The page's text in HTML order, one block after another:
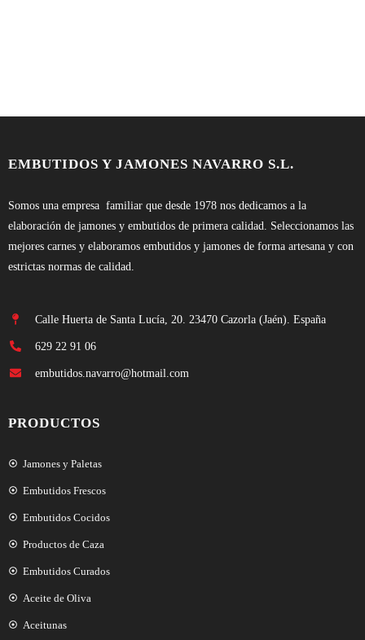
EMBUTIDOS Y JAMONES NAVARRO S.L.
Somos una empresa familiar que desde 1978 nos dedicamos a la
elaboración de jamones y embutidos de primera calidad. Seleccionamos las
mejores carnes y elaboramos embutidos y jamones de forma artesana y con
estrictas normas de calidad.
Calle Huerta de Santa Lucía, 20. 23470 Cazorla (Jaén). España
629 22 91 06
embutidos.navarro@hotmail.com
PRODUCTOS
Jamones y Paletas
Embutidos Frescos
Embutidos Cocidos
Productos de Caza
Embutidos Curados
Aceite de Oliva
Aceitunas